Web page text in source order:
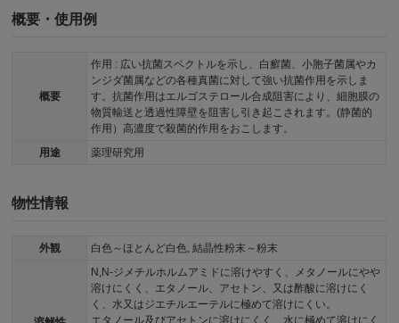
概要・使用例
概要
作用 : 広い抗菌スペクトルを示し、白癬菌、小胞子菌属やカ
ンジダ菌属などの各種真菌に対して強い抗菌作用を示しま
す。抗菌作用はエルゴステロール合成阻害により、細胞膜の
物質輸送と透過性障壁を阻害し引き起こされます。(静菌的
作用）高濃度で殺菌的作用をおこします。
用途
薬理研究用
物性情報
外観 白色～ほとんど白色, 結晶性粉末～粉末
N,N-ジメチルホルムアミドに溶けやすく、メタノールにやや
溶けにくく、エタノール、アセトン、又は酢酸に溶けにく
く、水又はジエチルエーテルに極めて溶けにくい。